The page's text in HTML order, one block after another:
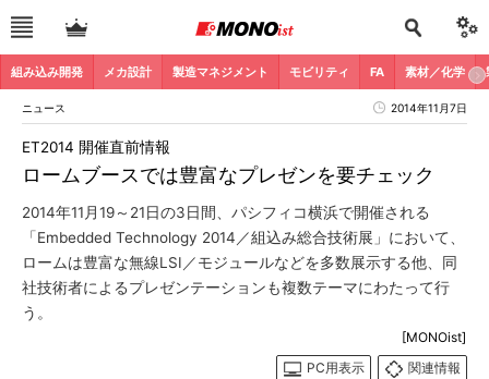
組み込み開発 メカ設計 製造マネジメント モビリティ FA 素材／化学
ニュース 2014年11月7日
ロームブースでは豊富なプレゼンを要チェック
ET2014 開催直前情報
2014年11月19～21日の3日間、パシフィコ横浜で開催される
「Embedded Technology 2014／組込み総合技術展」において、
ロームは豊富な無線LSI／モジュールなどを多数展示する他、同
社技術者によるプレゼンテーションも複数テーマにわたって行
う。
[MONOist]
PC用表示
関連情報